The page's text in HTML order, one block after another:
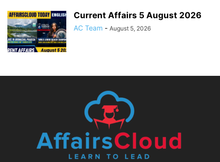
Current Affairs 5 August 2026
AC Team - August 5, 2026